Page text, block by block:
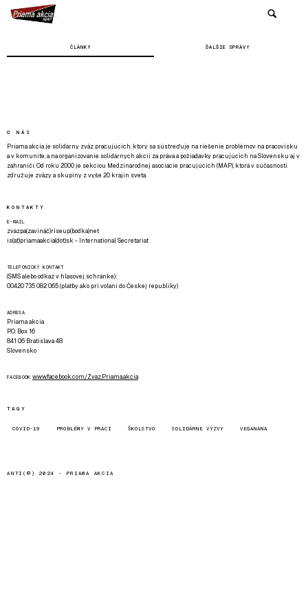
ČLÁNKY ĎALŠIE SPRÁVY
O NÁS
Priama akcia je solidárny zväz pracujúcich, ktorý sa sústreďuje na riešenie problémov na pracovisku
a v komunite, a na organizovanie solidárnych akcií za práva a požiadavky pracujúcich na Slovensku aj v
zahraničí. Od roku 2000 je sekciou Medzinárodnej asociácie pracujúcich (MAP), ktorá v súčasnosti
združuje zväzy a skupiny z vyše 20 krajín sveta.
KONTAKTY
E-MAIL
zvazpa(zavináč)riseup(bodka)net
is(at)priamaakcia(dot)sk - International Secretariat
TELEFONICKÝ KONTAKT
(SMS alebo odkaz v hlasovej schránke):
00420 735 082 065 (platby ako pri volaní do Českej republiky)
ADRESA
Priama akcia
P.O. Box 16
841 06 Bratislava 48
Slovensko
FACEBOOK www.facebook.com/Zvaz.Priama.akcia
TAGY
COVID-19 PROBLÉMY V PRÁCI ŠKOLSTVO SOLIDÁRNE VÝZVY VEGANANA
ANTI(©) 2024 - PRIAMA AKCIA